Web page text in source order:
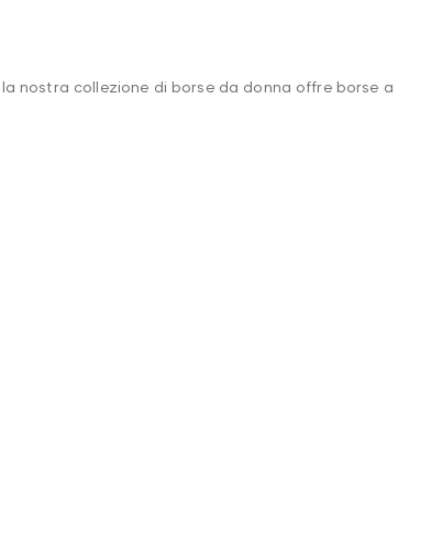
nostra collezione di borse da donna offre borse a